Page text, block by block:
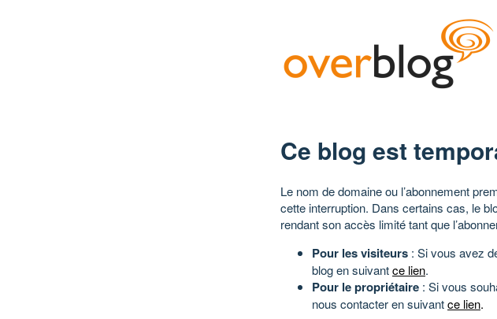
Ce blog est
Le nom de domaine ou l’abonnement
cette interruption. Dans certains cas, le
rendant son accès limité tant que
Pour les visiteurs : Si vous avez
blog en suivantce lien.
Pour le propriétaire : Si vous
nous contacter en suivantce lien.